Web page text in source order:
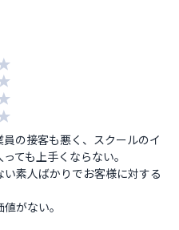
の接客も悪く、スクールのイ
ても上手くならない。
素人ばかりでお客様に対する